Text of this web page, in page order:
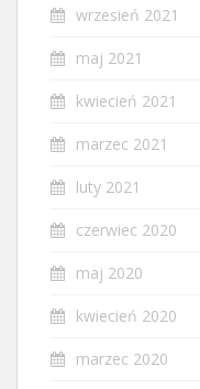
wrzesień 2021
maj 2021
kwiecień 2021
marzec 2021
luty 2021
czerwiec 2020
maj 2020
kwiecień 2020
marzec 2020